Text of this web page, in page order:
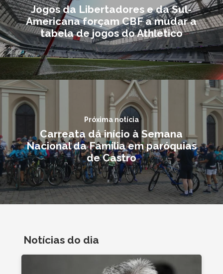
Jogos da Libertadores e da Sul-
Americana forçam CBF a mudar a
tabela de jogos do Athletico
Próxima notícia
Carreata dá início à Semana
Nacional da Família em paróquias
de Castro
Notícias do dia